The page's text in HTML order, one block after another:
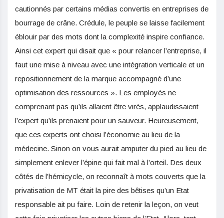
cautionnés par certains médias convertis en entreprises de
bourrage de crâne. Crédule, le peuple se laisse facilement
éblouir par des mots dont la complexité inspire confiance.
Ainsi cet expert qui disait que « pour relancer l’entreprise, il
faut une mise à niveau avec une intégration verticale et un
repositionnement de la marque accompagné d’une
optimisation des ressources ». Les employés ne
comprenant pas qu’ils allaient être virés, applaudissaient
l’expert qu’ils prenaient pour un sauveur. Heureusement,
que ces experts ont choisi l’économie au lieu de la
médecine. Sinon on vous aurait amputer du pied au lieu de
simplement enlever l’épine qui fait mal à l’orteil. Des deux
côtés de l’hémicycle, on reconnaît à mots couverts que la
privatisation de MT était la pire des bêtises qu’un Etat
responsable ait pu faire. Loin de retenir la leçon, on veut